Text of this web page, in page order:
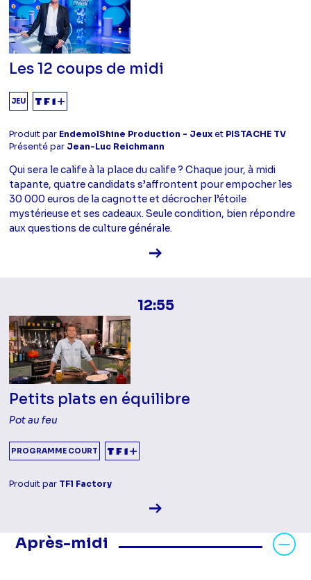
Les 12 coups de midi
JEU
Produit par EndemolShine Production - Jeuxet PISTACHE TV
Présenté par Jean-Luc Reichmann
Qui sera le calife à la place du calife ? Chaque jour, à midi
tapante, quatre candidats s’affrontent pour empocher les
30 000 euros de la cagnotte et décrocher l’étoile
mystérieuse et ses cadeaux. Seule condition, bien répondre
aux questions de culture générale.
Voir la fiche diffusion
12:55
Petits plats en équilibre
Pot au feu
PROGRAMME COURT
Produit par TF1 Factory
Voir la fiche diffusion
Après-midi
Masquer les programmes Après-